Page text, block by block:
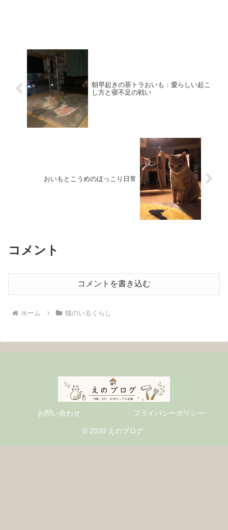
朝早起きの茶トラおいも：愛らしい起こ
し方と寝不足の戦い
おいもとこうめのほっこり日常
コメント
コメントを書き込む
ホーム 猫のいるくらし
お問い合わせ プライバシーポリシー
© 2020 えのブログ.